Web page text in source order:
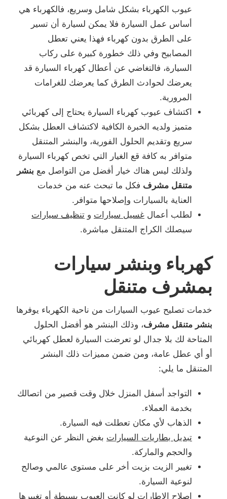
عيوب الكهرباء بشكل شامل وسريع، فالكهرباء هي
أساس عمل السيارة فلا يمكن لسيارة أن تسير
على الطرق بدون كهرباء فهذا يعني تعطل
المصابيح وفي ذلك خطورة كبيرة على ركاب
السيارة، فالتغاضي عن أعطال كهرباء السيارة قد
يعرضك لحوادث الطرق كما يعرضك للغرامات
المرورية.
اكتشاف عيوب كهرباء السيارة يحتاج إلى كهربائي
متميز ولديه الخبرة الكافية لاكتشاف العطل بشكل
سريع وتقديم الحلول الفورية، والبنشر المتنقل
متوافر به كافة قع الغيار التي تخص كهرباء السيارة
ولذلك ليس هناك خيار أفضل من التواصل مع بنشر
متنقل مشرف فكل ما تبحث عنه من خدمات
العناية بالسيارات وإصلاحها متوافر.
لطلب أعمال غسيل سيارات و تنظيف سيارات
سيصلك الكراج المتنقل مباشرة.
كهرباء وبنشر سيارات
بمشرف متنقل
خدمات تصليح عيوب السيارات من ناحية الكهرباء يوفرها
بنشر متنقل مشرف، وذلك البنشر هو أفضل الحلول
المتاحة لك بلا جدال لو تعرضت السيارة لعطل كهربائي
أو أي عطل عامة، ومن ضمن مميزات ذلك البنشر
المتنقل ما يلي:
التواجد أسفل المنزل خلال وقت قصير من اتصالك
بخدمة العملاء.
الذهاب لأي مكان تعطلت فيه السيارة.
تبديل بطاريات السيارات بغض النظر عن النوعية
والحجم والماركة.
تغيير الزيت بزيت أخر على مستوى عالمي وصالح
لنوعية السيارة.
إصلاح الإطارات لو كانت العيوب بسيطة أو تغييرها